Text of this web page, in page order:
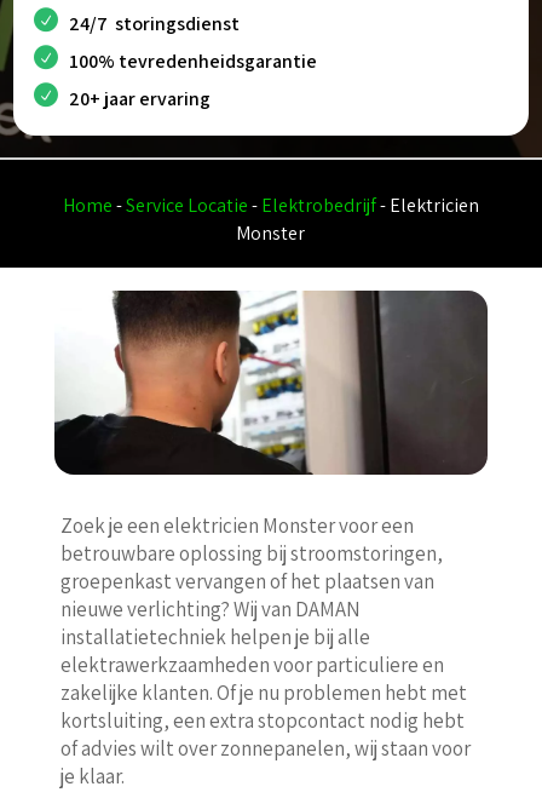
24/7 storingsdienst
100% tevredenheidsgarantie
20+ jaar ervaring
Home-Service Locatie-Elektrobedrijf-Elektricien
Monster
Zoek je een elektricien Monster voor een
betrouwbare oplossing bij stroomstoringen,
groepenkast vervangen of het plaatsen van
nieuwe verlichting? Wij van DAMAN
installatietechniek helpen je bij alle
elektrawerkzaamheden voor particuliere en
zakelijke klanten. Of je nu problemen hebt met
kortsluiting, een extra stopcontact nodig hebt
of advies wilt over zonnepanelen, wij staan voor
je klaar.